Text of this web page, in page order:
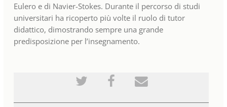
Eulero e di Navier-Stokes. Durante il percorso di studi
universitari ha ricoperto più volte il ruolo di tutor
didattico, dimostrando sempre una grande
predisposizione per l’insegnamento.
Pubblica
tramite
tweet
che
Invia
messaggio
Facebook
Invia
una
email
a